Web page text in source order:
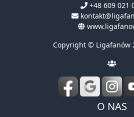
+48 609 021
Copyright © Ligafanów
O NAS